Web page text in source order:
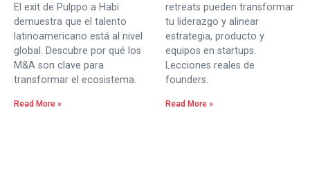
El exit de Pulppo a Habi
demuestra que el talento
latinoamericano está al nivel
global. Descubre por qué los
M&A son clave para
transformar el ecosistema.
Read More »
retreats pueden transformar
tu liderazgo y alinear
estrategia, producto y
equipos en startups.
Lecciones reales de
founders.
Read More »